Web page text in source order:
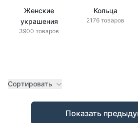
Женские
украшения
3900 товаров
Кольца
2176 товаров
Сортировать
Товары
Показать